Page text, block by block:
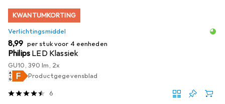
KWANTUMKORTING
Verlichtingsmiddel
EUR
8,99 per stuk voor 4 eenheden
Philips LED Klassiek
GU10, 390 lm, 2x
Productgegevensblad
6